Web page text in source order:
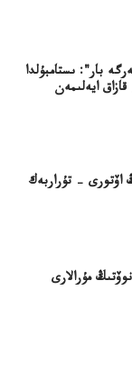
بار": ىستامبۇلدا
ايەلىمەن
اۆتورى - تۇراربەك
مۇرالارى